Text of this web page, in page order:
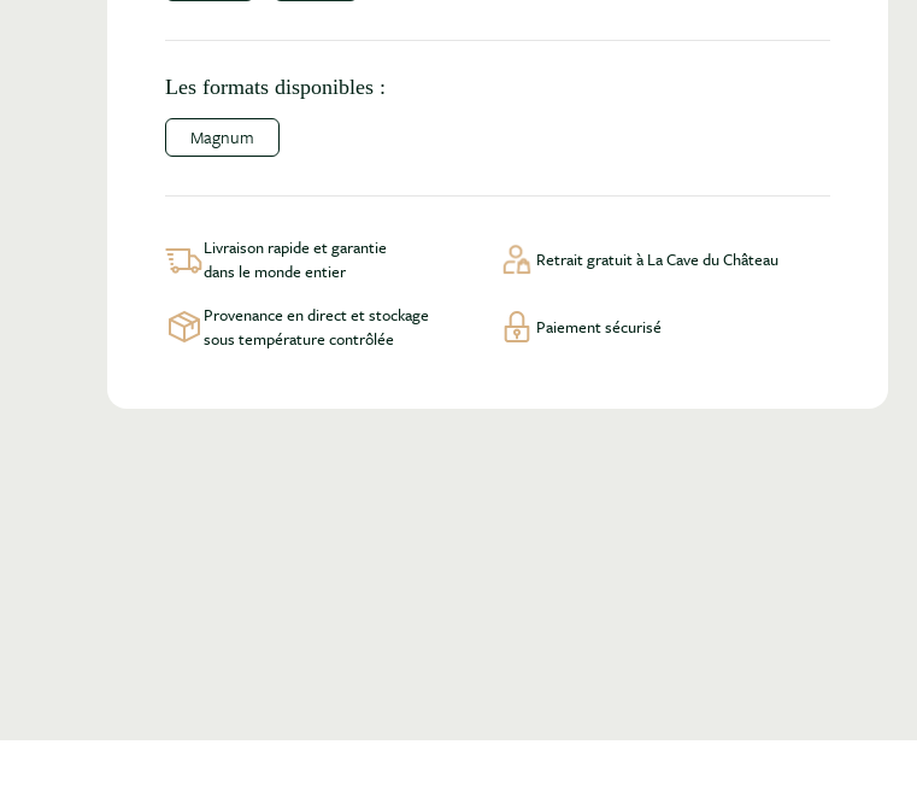
Les formats disponibles :
Magnum
Livraison rapide et garantie
dans le monde entier
Retrait gratuit à La Cave du Château
Provenance en direct et stockage
sous température contrôlée
Paiement sécurisé